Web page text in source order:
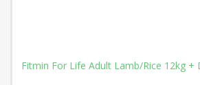
Fitmin For Life Adult Lamb/Rice 12kg +